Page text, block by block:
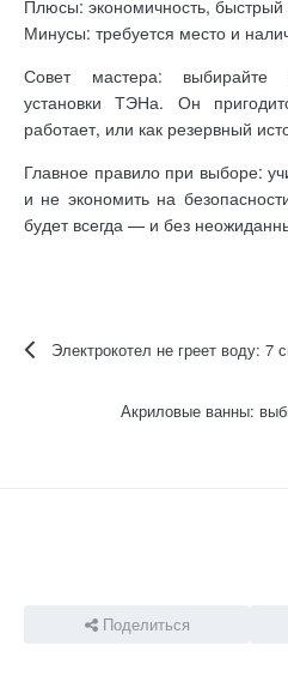
Плюсы: экономичность,
Минусы: требуется место и
Совет мастера: выбирайте
установки ТЭНа. Он
работает, или как резервный
Главное правило при выборе:
и не экономить на
будет всегда — и без
Электрокотел не греет воду: 7
Поделиться